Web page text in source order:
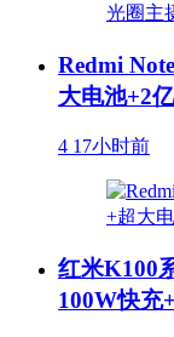
Redmi
大电池+2
4 17小时前
红米K100
100W快充